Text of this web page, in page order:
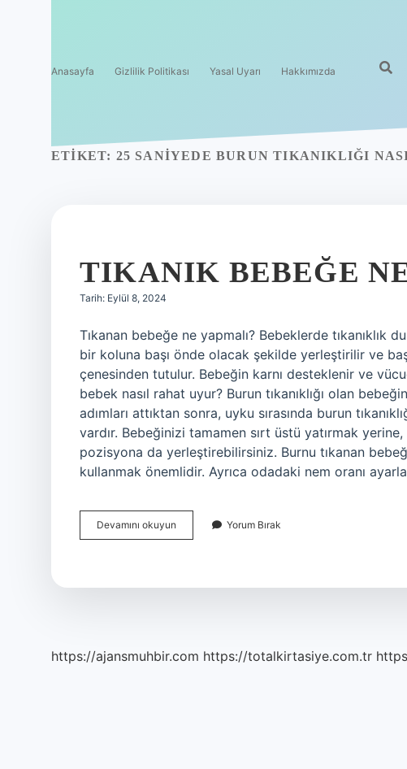
Anasayfa Gizlilik Politikası Yasal Uyarı Hakkımızda
ETIKET: 25 SANIYEDE BURUN TIKANIKLIĞI
TIKANIK BEBEĞE
Tarih: Eylül 8, 2024
Tıkanan bebeğe ne yapmalı? Bebeklerde tıkanıklık
bir koluna başı önde olacak şekilde yerleştirilir ve
çenesinden tutulur. Bebeğin karnı desteklenir ve
bebek nasıl rahat uyur? Burun tıkanıklığı olan
adımları attıktan sonra, uyku sırasında burun
vardır. Bebeğinizi tamamen sırt üstü yatırmak
pozisyona da yerleştirebilirsiniz. Burnu tıkanan
kullanmak önemlidir. Ayrıca odadaki nem oranı
Devamını okuyun
Bebeğe
Yorum Bırak
https://ajansmuhbir.com https://totalkirtasiye.com.tr